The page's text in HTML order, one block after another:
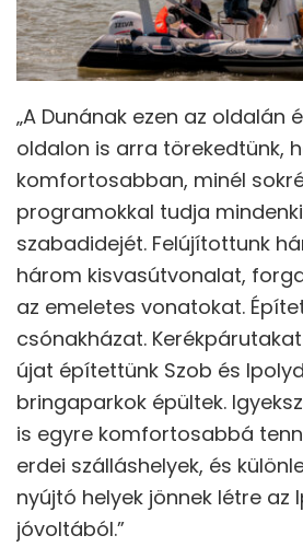
„A Dunának ezen az oldalán
oldalon is arra törekedtünk,
komfortosabban, minél
programokkal tudja
szabadidejét. Felújítottunk
három kisvasútvonalat,
az emeletes vonatokat.
csónakházat.
újat építettünk Szob és
bringaparkok épültek.
is egyre komfortosabbá
erdei szálláshelyek, és
nyújtó helyek jönnek létre az
jóvoltából.”